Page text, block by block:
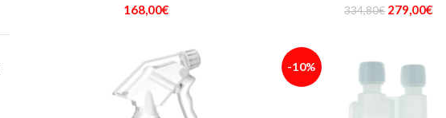
168,00€ 334,80€ Le
334,80€.
279,00€
-10%